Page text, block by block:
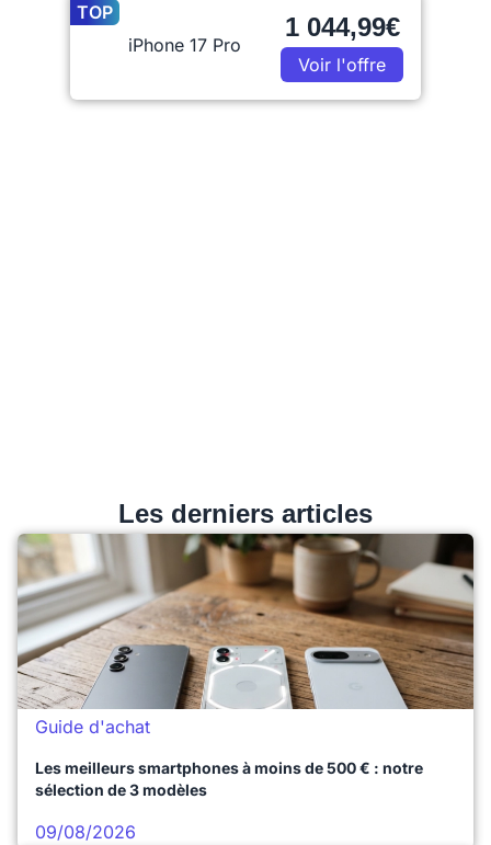
TOP
iPhone 17 Pro
1 044,99€
Voir l'offre
Les derniers articles
Guide d'achat
Les meilleurs smartphones à moins de 500 € : notre
sélection de 3 modèles
09/08/2026